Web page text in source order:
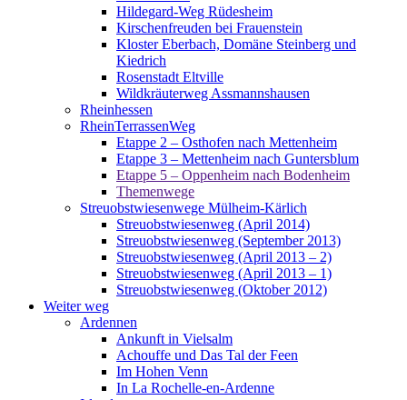
Hildegard-Weg Rüdesheim
Kirschenfreuden bei Frauenstein
Kloster Eberbach, Domäne Steinberg und
Kiedrich
Rosenstadt Eltville
Wildkräuterweg Assmannshausen
Rheinhessen
RheinTerrassenWeg
Etappe 2 – Osthofen nach Mettenheim
Etappe 3 – Mettenheim nach Guntersblum
Etappe 5 – Oppenheim nach Bodenheim
Themenwege
Streuobstwiesenwege Mülheim-Kärlich
Streuobstwiesenweg (April 2014)
Streuobstwiesenweg (September 2013)
Streuobstwiesenweg (April 2013 – 2)
Streuobstwiesenweg (April 2013 – 1)
Streuobstwiesenweg (Oktober 2012)
Weiter weg
Ardennen
Ankunft in Vielsalm
Achouffe und Das Tal der Feen
Im Hohen Venn
In La Rochelle-en-Ardenne